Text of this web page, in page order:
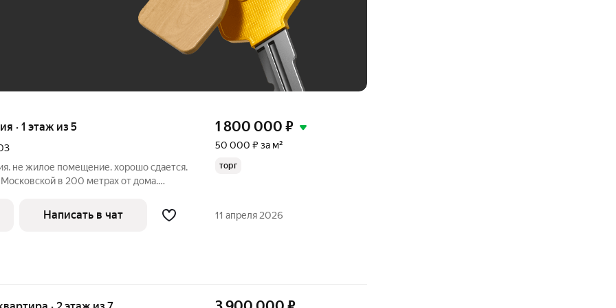
· 1 этаж из 5
не жилое помещение. хорошо сдается.
Московской в 200 метрах от дома.
1 800 000 ₽
50 000 ₽ за м²
торг
Написать в чат 11 апреля 2026